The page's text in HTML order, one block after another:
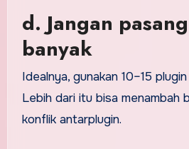
d. Jangan
banyak
Idealnya, gunakan 10–15
Lebih dari itu bisa menambah
konflik antarplugin.